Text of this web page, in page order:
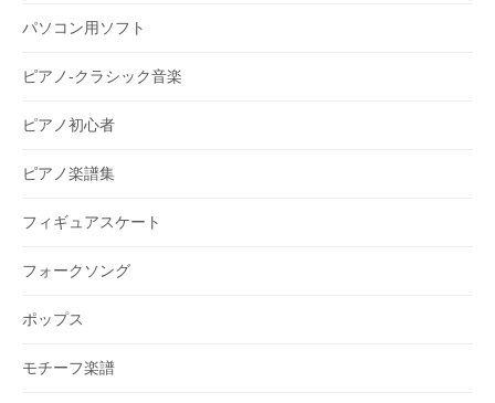
パソコン用ソフト
ピアノ-クラシック音楽
ピアノ初心者
ピアノ楽譜集
フィギュアスケート
フォークソング
ポップス
モチーフ楽譜